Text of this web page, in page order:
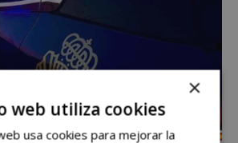
×
web utiliza cookies
usa cookies para mejorar la